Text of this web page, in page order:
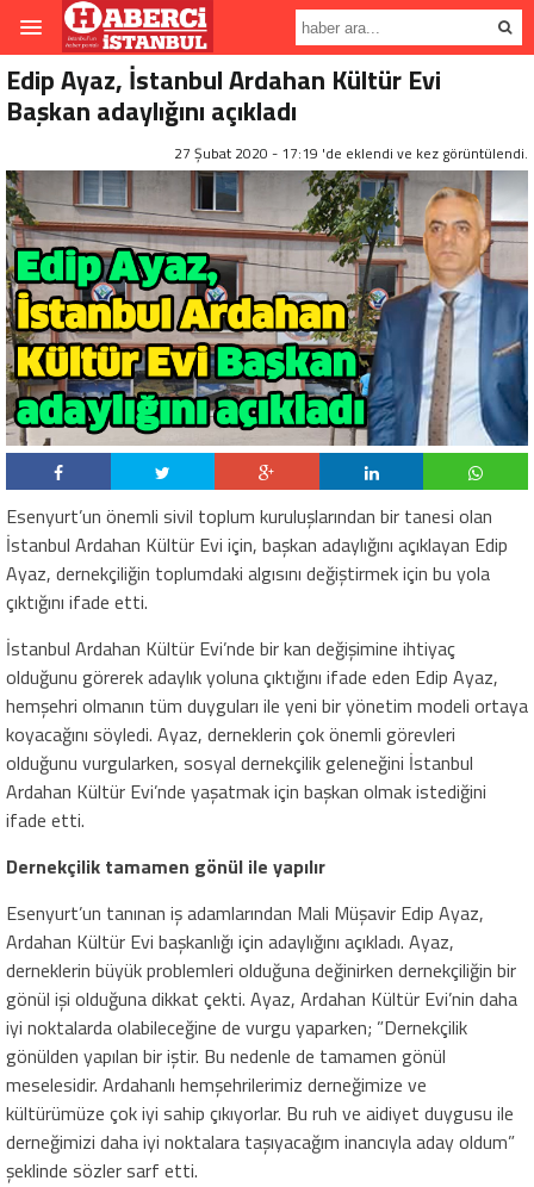
Edip Ayaz, İstanbul Ardahan Kültür Evi
Başkan adaylığını açıkladı
27 Şubat 2020 - 17:19 'de eklendi ve kez görüntülendi.
Esenyurt’un önemli sivil toplum kuruluşlarından bir tanesi olan
İstanbul Ardahan Kültür Evi için, başkan adaylığını açıklayan Edip
Ayaz, dernekçiliğin toplumdaki algısını değiştirmek için bu yola
çıktığını ifade etti.
İstanbul Ardahan Kültür Evi’nde bir kan değişimine ihtiyaç
olduğunu görerek adaylık yoluna çıktığını ifade eden Edip Ayaz,
hemşehri olmanın tüm duyguları ile yeni bir yönetim modeli ortaya
koyacağını söyledi. Ayaz, derneklerin çok önemli görevleri
olduğunu vurgularken, sosyal dernekçilik geleneğini İstanbul
Ardahan Kültür Evi’nde yaşatmak için başkan olmak istediğini
ifade etti.
Dernekçilik tamamen gönül ile yapılır
Esenyurt’un tanınan iş adamlarından Mali Müşavir Edip Ayaz,
Ardahan Kültür Evi başkanlığı için adaylığını açıkladı. Ayaz,
derneklerin büyük problemleri olduğuna değinirken dernekçiliğin bir
gönül işi olduğuna dikkat çekti. Ayaz, Ardahan Kültür Evi’nin daha
iyi noktalarda olabileceğine de vurgu yaparken; ”Dernekçilik
gönülden yapılan bir iştir. Bu nedenle de tamamen gönül
meselesidir. Ardahanlı hemşehrilerimiz derneğimize ve
kültürümüze çok iyi sahip çıkıyorlar. Bu ruh ve aidiyet duygusu ile
derneğimizi daha iyi noktalara taşıyacağım inancıyla aday oldum”
şeklinde sözler sarf etti.